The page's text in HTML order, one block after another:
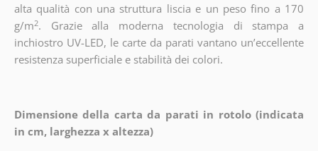
alta qualità con una struttura liscia e un peso fino a 170
g/m2. Grazie alla moderna tecnologia di stampa a
inchiostro UV-LED, le carte da parati vantano un’eccellente
resistenza superficiale e stabilità dei colori.
Dimensione della carta da parati in rotolo (indicata
in cm, larghezza x altezza)